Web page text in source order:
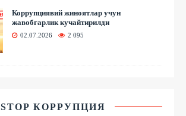
Коррупциявий жиноятлар учун
жавобгарлик кучайтирилди
02.07.2026 2 095
STOP КОРРУПЦИЯ